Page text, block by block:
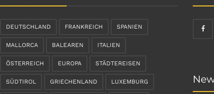
DEUTSCHLAND FRANKREICH SPANIEN
MALLORCA BALEAREN ITALIEN
ÖSTERREICH EUROPA STÄDTEREISEN
SÜDTIROL GRIECHENLAND LUXEMBURG